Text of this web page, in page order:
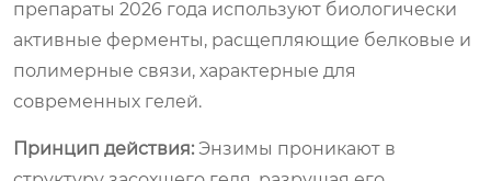
препараты 2026 года используют биологически
активные ферменты, расщепляющие белковые и
полимерные связи, характерные для
современных гелей.
Принцип действия: Энзимы проникают в